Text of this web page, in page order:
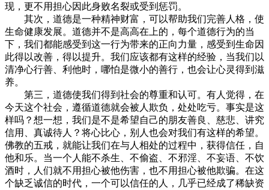
现，更不用担心因此身败名裂或受到惩罚。
其次，道德是一种精神财富，可以帮助我们完善人格，使
生命健康发展。道德并不是高高在上的，每个道德行为的当
下，我们都能感受到这一行为带来的正向力量，感受到生命因
此得以改善，得以提升。我们应该都有这样的经验，当我们以
清净心行善、利他时，哪怕是微小的善行，也会让心灵得到滋
养。
第三，道德使我们得到社会的尊重和认可。有人觉得，在
今天这个社会，遵循道德就会被人欺负，处处吃亏。事实是这
样吗？想一想，我们是不是希望自己的朋友善良、慈悲、讲究
信用、真诚待人？将心比心，别人也会对我们有这样的希望。
佛教的五戒，就能让我们在与人相处的过程中，获得信任，自
他和乐。当一个人能不杀生、不偷盗、不邪淫、不妄语、不饮
酒时，人们就不用担心被他伤害，也不用担心被他欺骗。在这
个缺乏诚信的时代，一个可以信任的人，几乎已经成了稀缺资